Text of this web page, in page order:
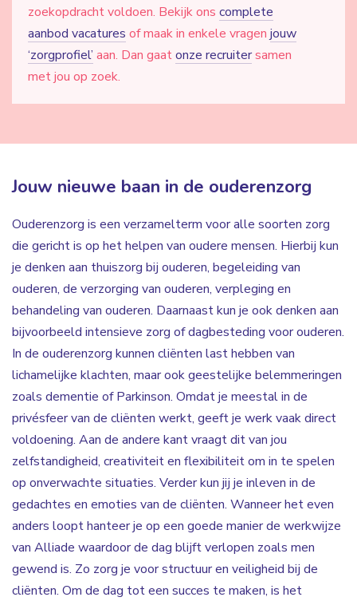
zoekopdracht voldoen. Bekijk ons complete
aanbod vacatures of maak in enkele vragen jouw
‘zorgprofiel’ aan. Dan gaatonze recruitersamen
met jou op zoek.
Jouw nieuwe baan in de ouderenzorg
Ouderenzorg is een verzamelterm voor alle soorten zorg
die gericht is op het helpen van oudere mensen. Hierbij kun
je denken aan thuiszorg bij ouderen, begeleiding van
ouderen, de verzorging van ouderen, verpleging en
behandeling van ouderen. Daarnaast kun je ook denken aan
bijvoorbeeld intensieve zorg of dagbesteding voor ouderen.
In de ouderenzorg kunnen cliënten last hebben van
lichamelijke klachten, maar ook geestelijke belemmeringen
zoals dementie of Parkinson. Omdat je meestal in de
privésfeer van de cliënten werkt, geeft je werk vaak direct
voldoening. Aan de andere kant vraagt dit van jou
zelfstandigheid, creativiteit en flexibiliteit om in te spelen
op onverwachte situaties. Verder kun jij je inleven in de
gedachtes en emoties van de cliënten. Wanneer het even
anders loopt hanteer je op een goede manier de werkwijze
van Alliade waardoor de dag blijft verlopen zoals men
gewend is. Zo zorg je voor structuur en veiligheid bij de
cliënten. Om de dag tot een succes te maken, is het